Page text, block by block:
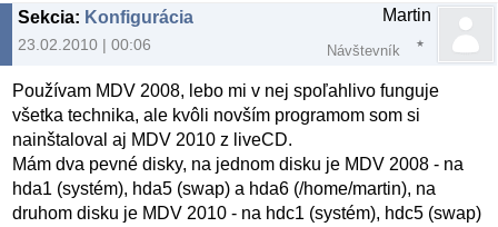
Sekcia: Konfigurácia
23.02.2010 | 00:06
Martin
Návštevník
Používam MDV 2008, lebo mi v nej spoľahlivo funguje
všetka technika, ale kvôli novším programom som si
nainštaloval aj MDV 2010 z liveCD.
Mám dva pevné disky, na jednom disku je MDV 2008 - na
hda1 (systém), hda5 (swap) a hda6 (/home/martin), na
druhom disku je MDV 2010 - na hdc1 (systém), hdc5 (swap)